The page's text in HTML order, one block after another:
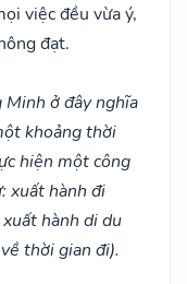
việc đều vừa ý,
đạt.
ở đây nghĩa
khoảng thời
hiện một công
xuất hành đi
hành di du
thời gian đi).